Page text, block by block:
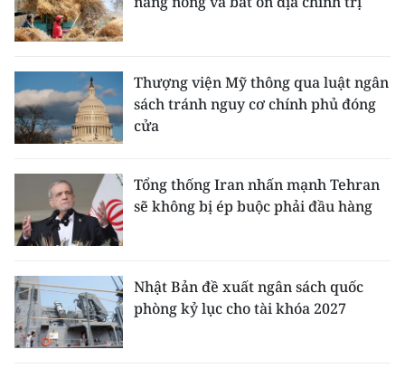
Thượng viện Mỹ thông qua luật ngân
sách tránh nguy cơ chính phủ đóng
cửa
Tổng thống Iran nhấn mạnh Tehran
sẽ không bị ép buộc phải đầu hàng
Nhật Bản đề xuất ngân sách quốc
phòng kỷ lục cho tài khóa 2027